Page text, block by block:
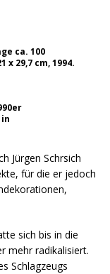
ca. 100
29,7 cm, 1994.
Jürgen Schrsich
für die er jedoch
sich bis in die
mehr radikalisiert.
Schlagzeugs